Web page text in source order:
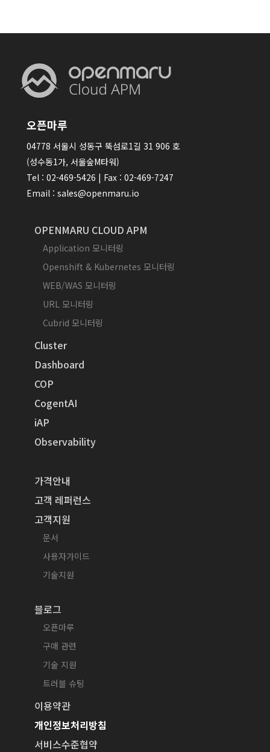
오픈마루
04778 서울시 성동구 뚝섬로1길 31 906 호
(성수동1가, 서울숲M타워)
Tel : 02-469-5426 | Fax : 02-469-7247
Email : sales@openmaru.io
OPENMARU CLOUD APM
Application 모니터링
Openshift & Kubernetes 모니터링
WEB/WAS 모니터링
URL 모니터링
Cubrid 모니터링
Cluster
Dashboard
COP
CogentAI
iAP
Observability
가격안내
고객 레퍼런스
고객지원
문서
사용자가이드
기술지원
블로그
오픈마루
구매 관련
기술 지원
트러블 슈팅
이용약관
개인정보처리방침
서비스수준협약